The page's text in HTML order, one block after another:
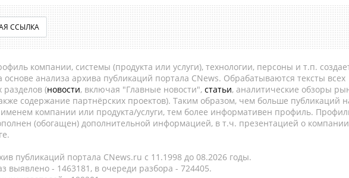
ССЫЛКА
компании, системы (продукта или услуги), технологии, персоны и т.п.
основе анализа архива публикаций портала CNews. Обрабатываются тексты всех
(новости, включая "Главные новости", статьи, аналитические обзоры
содержание партнёрских проектов). Таким образом, чем больше публикаций
компании или продукта/услуги, тем более информативен профиль.
(обогащен) дополнительной информацией, в т.ч. презентацией о
публикаций портала CNews.ru c 11.1998 до 08.2026 годы.
выявлено - 1463181, в очереди разбора - 724405.